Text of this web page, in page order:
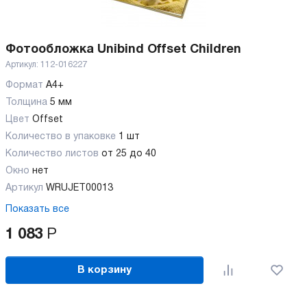
Фотообложка Unibind Offset Children
Артикул: 112-016227
Формат А4+
Толщина 5 мм
Цвет Offset
Количество в упаковке 1 шт
Количество листов от 25 до 40
Окно нет
Артикул WRUJET00013
Показать все
1 083 Р
В корзину